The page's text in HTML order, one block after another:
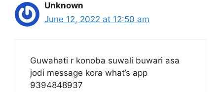
Unknown
June 12, 2022 at 12:50 am
Guwahati r konoba suwali buwari asa
jodi message kora what’s app
9394848937